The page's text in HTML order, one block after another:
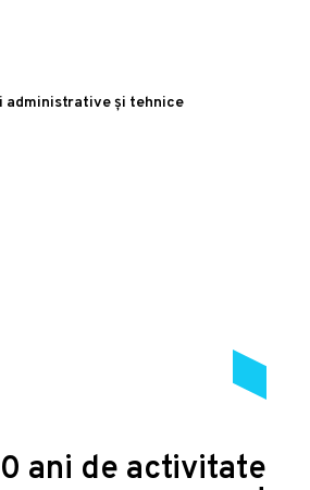
administrative și tehnice
ani de activitate